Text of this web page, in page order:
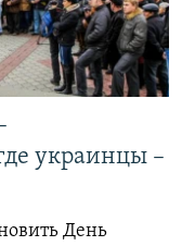
украинцы –
День